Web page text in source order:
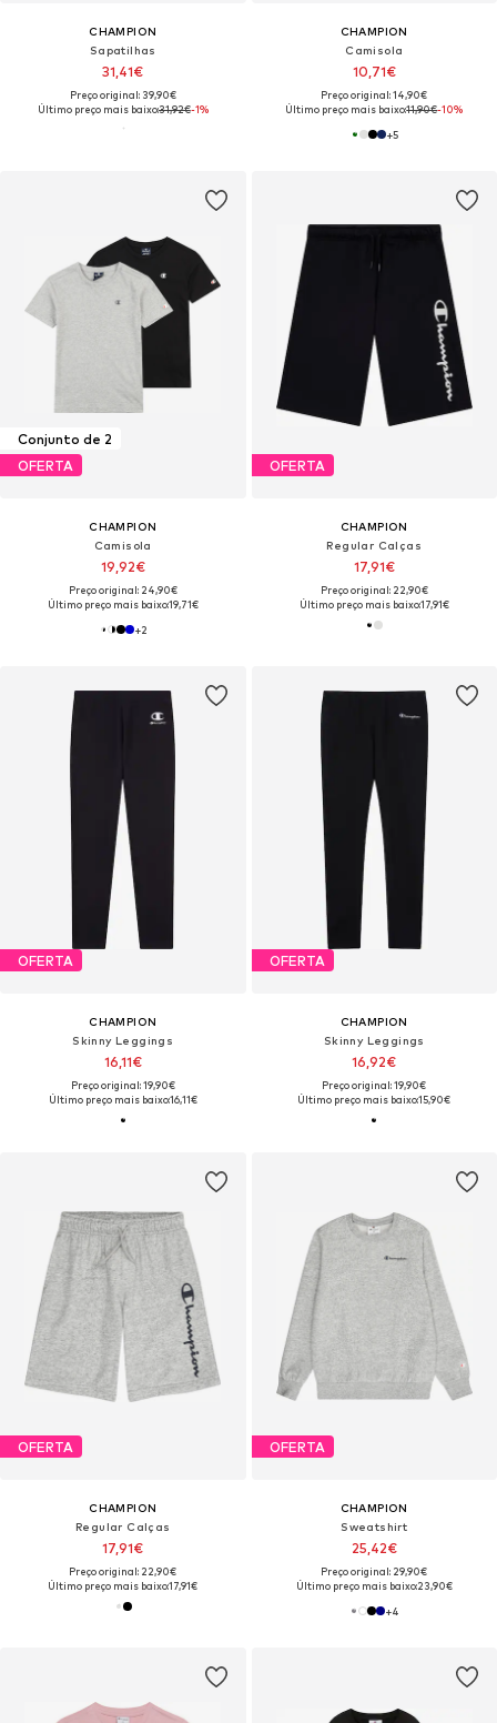
CHAMPION
Sapatilhas
31,41€
Preço original: 39,90€
Último preço mais baixo:31,92€-1%
CHAMPION
Camisola
10,71€
Preço original: 14,90€
Último preço mais baixo:11,90€-10%
+5
Conjunto de 2
OFERTA
CHAMPION
Camisola
19,92€
Preço original: 24,90€
Último preço mais baixo:19,71€
+2
OFERTA
CHAMPION
Regular Calças
17,91€
Preço original: 22,90€
Último preço mais baixo:17,91€
OFERTA
CHAMPION
Skinny Leggings
16,11€
Preço original: 19,90€
Último preço mais baixo:16,11€
OFERTA
CHAMPION
Skinny Leggings
16,92€
Preço original: 19,90€
Último preço mais baixo:15,90€
OFERTA
CHAMPION
Regular Calças
17,91€
Preço original: 22,90€
Último preço mais baixo:17,91€
OFERTA
CHAMPION
Sweatshirt
25,42€
Preço original: 29,90€
Último preço mais baixo:23,90€
+4